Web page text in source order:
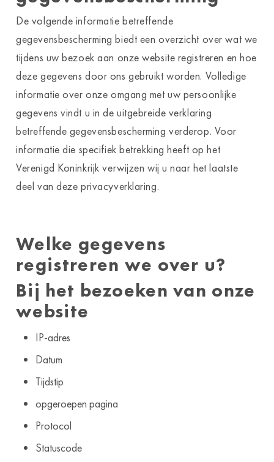
De volgende informatie betreffende
gegevensbescherming biedt een overzicht over wat we
tijdens uw bezoek aan onze website registreren en hoe
deze gegevens door ons gebruikt worden. Volledige
informatie over onze omgang met uw persoonlijke
gegevens vindt u in de uitgebreide verklaring
betreffende gegevensbescherming verderop. Voor
informatie die specifiek betrekking heeft op het
Verenigd Koninkrijk verwijzen wij u naar het laatste
deel van deze privacyverklaring.
Welke gegevens
registreren we over u?
Bij het bezoeken van onze
website
IP-adres
Datum
Tijdstip
opgeroepen pagina
Protocol
Statuscode